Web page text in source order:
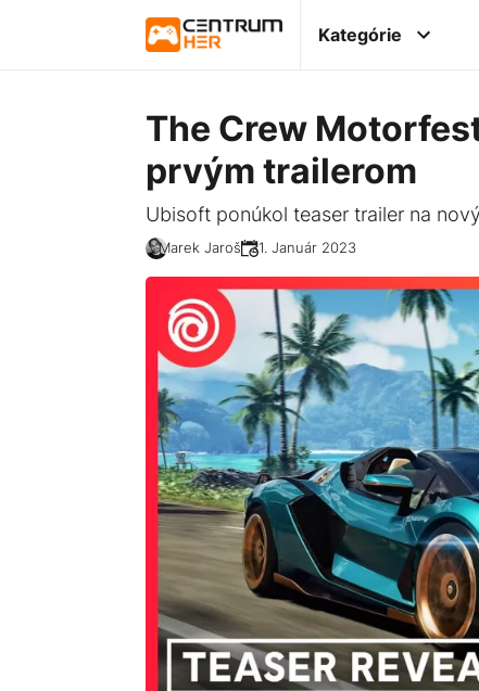
Kategórie
The Crew
prvým trailerom
Ubisoft ponúkol teaser trailer na
Marek Jaroš 31. Január 2023